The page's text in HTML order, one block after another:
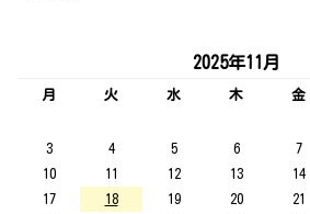
2025年11月
月 火 水 木 金
3
4 5 6 7
10
11 12 13 14
17
18 19 20 21